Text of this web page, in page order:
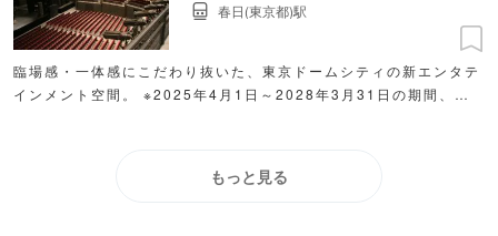
臨場感・一体感にこだわり抜いた、東京ドームシティの新エンタテ
インメント空間。 ※2025年4月1日～2028年3月31日の期間、ネ
春日(東京都)駅
もっと見る